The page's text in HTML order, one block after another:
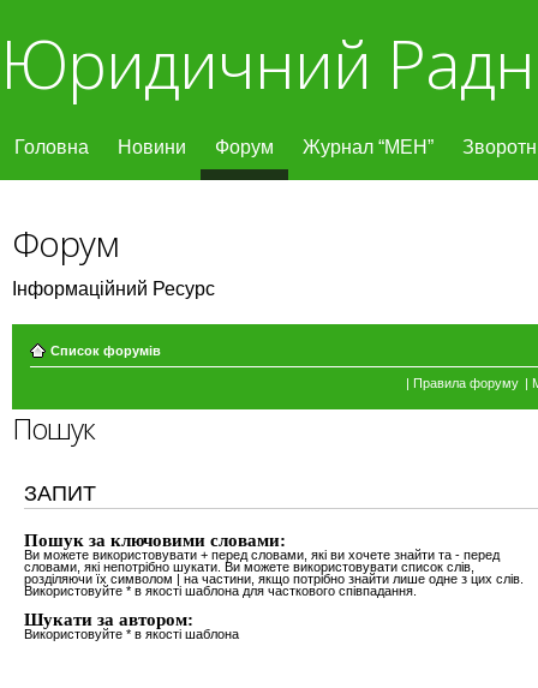
Юридичний
Головна Новини Форум Журнал “МЕН”
Форум
Інформаційний Ресурс
Список форумів
| Правила форуму |
Пошук
ЗАПИТ
Пошук за ключовими словами:
Ви можете використовувати + перед словами, які ви хочете знайти та - перед
словами, які непотрібно шукати. Ви можете використовувати список слів,
розділяючи їх символом | на частини, якщо потрібно знайти лише одне з цих слів.
Використовуйте * в якості шаблона для часткового співпадання.
Шукати за автором:
Використовуйте * в якості шаблона